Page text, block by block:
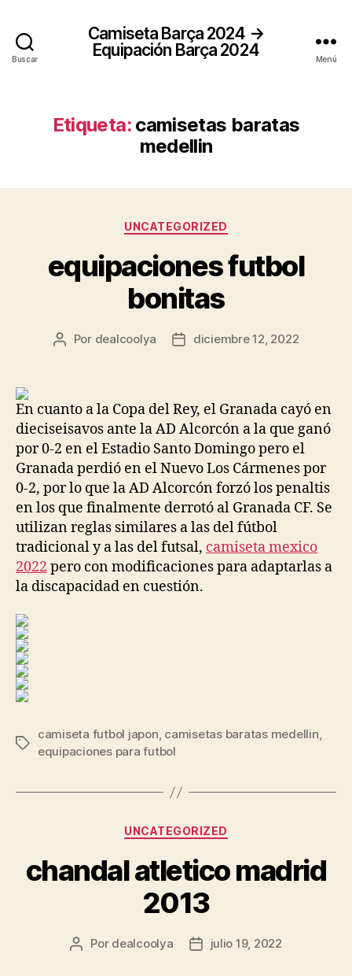
Buscar
Camiseta Barça 2024 →
Equipación Barça 2024
Menú
Etiqueta: camisetas baratas
medellin
Categorías
UNCATEGORIZED
equipaciones futbol
bonitas
Autor
Por dealcoolya
Fechadiciembre 12, 2022
En cuanto a la Copa del Rey, el Granada cayó en
dieciseisavos ante la AD Alcorcón a la que ganó
por 0-2 en el Estadio Santo Domingo pero el
Granada perdió en el Nuevo Los Cármenes por
0-2, por lo que la AD Alcorcón forzó los penaltis
en los que finalmente derrotó al Granada CF. Se
utilizan reglas similares a las del fútbol
tradicional y a las del futsal, camiseta mexico
2022 pero con modificaciones para adaptarlas a
la discapacidad en cuestión.
Etiquetas
camiseta futbol japon, camisetas baratas medellin,
equipaciones para futbol
Categorías
UNCATEGORIZED
chandal atletico madrid
2013
Autor
Por dealcoolya
Fechajulio 19, 2022